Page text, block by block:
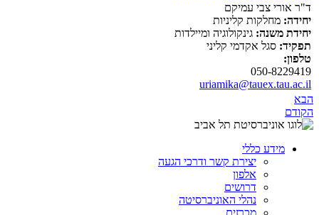
ד"ר אורי צבי עמיקם
יחידה: מחלקות קליניות
יחידת משנה: גינקולוגיה ומיילדות
תפקיד: סגל אקדמי קליני
טלפון:
050-8229419
uriamika@tauex.tau.ac.il
הבא
הקודם
מידע כללי
יצירת קשר ודרכי הגעה
אלפון
דרושים
נהלי האוניברסיטה
מכרזים